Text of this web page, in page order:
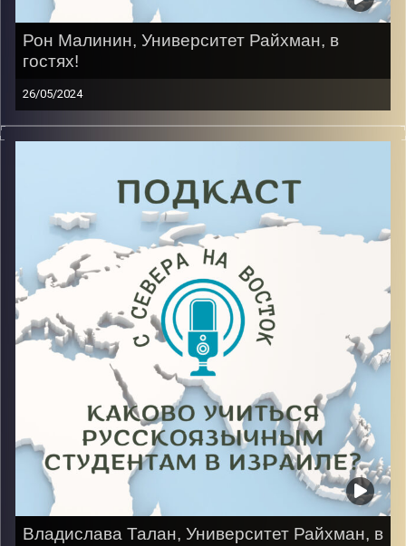
Рон Малинин, Университет Райхман, в
гостях!
26/05/2024
Путь из школьника-спортсмена в Англии в студента
факультета «Предпринимательство и Бизнеса» через
Но не все так легко, и существуют свои нюансы, о
которых рассказал гость в этом выпуске
Image Credits:
AudioVersity
Владислава Талан, Университет Райхман, в